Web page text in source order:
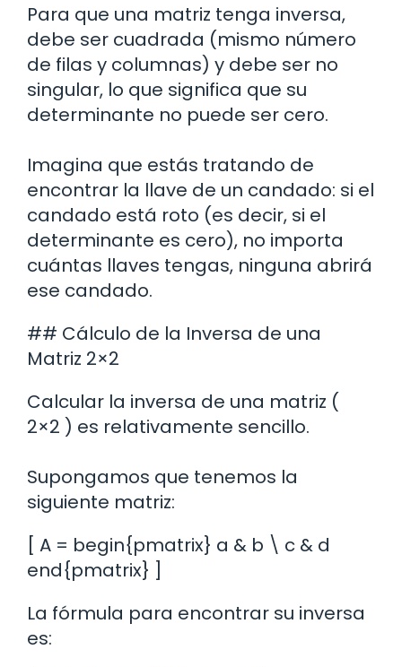
Para que una matriz tenga inversa,
debe ser cuadrada (mismo número
de filas y columnas) y debe ser no
singular, lo que significa que su
determinante no puede ser cero.
Imagina que estás tratando de
encontrar la llave de un candado: si el
candado está roto (es decir, si el
determinante es cero), no importa
cuántas llaves tengas, ninguna abrirá
ese candado.
## Cálculo de la Inversa de una
Matriz 2×2
Calcular la inversa de una matriz (
2×2 ) es relativamente sencillo.
Supongamos que tenemos la
siguiente matriz:
[ A = begin{pmatrix} a & b \ c & d
end{pmatrix} ]
La fórmula para encontrar su inversa
es: